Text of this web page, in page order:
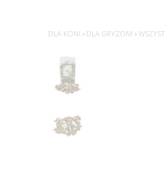
DLA KONI › DLA GRYZONI ›